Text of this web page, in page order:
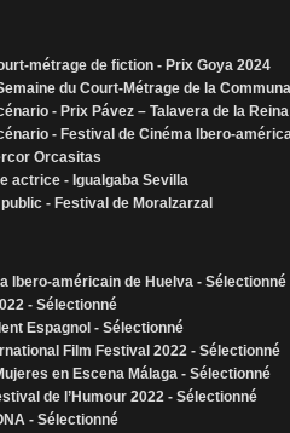
métrage de fiction - Prix Goya 2024
du Court-Métrage de la
- Prix Pávez – Talavera de la Reina
- Festival de Cinéma Ibero-
Orcasitas
actrice - Igualgaba Sevilla
- Festival de Moralzarzal
Ibero-américain de Huelva -
- Sélectionné
Espagnol - Sélectionné
Film Festival 2022 - Sélectionné
en Escena Málaga - Sélectionné
de l’Humour 2022 - Sélectionné
- Sélectionné